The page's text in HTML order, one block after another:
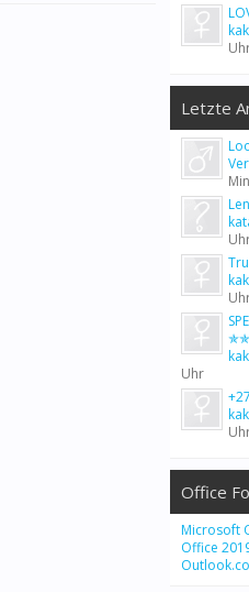
Letzte
Uhr
Office
Microsoft
Office